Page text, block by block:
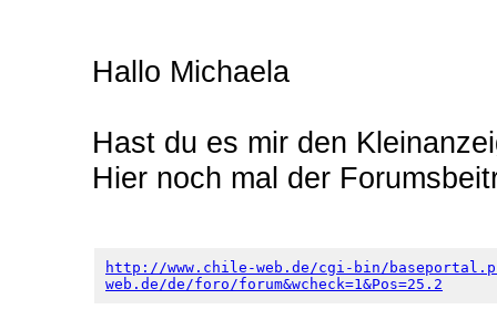
Hallo Michaela
Hast du es mir den
Hier noch mal der
http://www.chile-web.de/cgi-bin/
web.de/de/foro/forum&wcheck=1&Pos=25.2